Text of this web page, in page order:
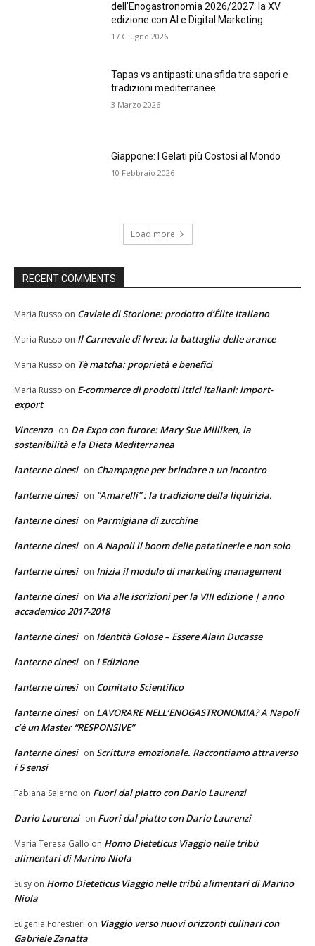
dell’Enogastronomia 2026/2027: la XV
edizione con AI e Digital Marketing
17 Giugno 2026
Tapas vs antipasti: una sfida tra sapori e
tradizioni mediterranee
3 Marzo 2026
Giappone: I Gelati più Costosi al Mondo
10 Febbraio 2026
Load more
RECENT COMMENTS
Maria Russo on Caviale di Storione: prodotto d’Élite Italiano
Maria Russo on Il Carnevale di Ivrea: la battaglia delle arance
Maria Russo on Tè matcha: proprietà e benefici
Maria Russo on E-commerce di prodotti ittici italiani: import-
export
Vincenzo on Da Expo con furore: Mary Sue Milliken, la
sostenibilità e la Dieta Mediterranea
lanterne cinesi on Champagne per brindare a un incontro
lanterne cinesi on “Amarelli” : la tradizione della liquirizia.
lanterne cinesi on Parmigiana di zucchine
lanterne cinesi on A Napoli il boom delle patatinerie e non solo
lanterne cinesi on Inizia il modulo di marketing management
lanterne cinesi on Via alle iscrizioni per la VIII edizione | anno
accademico 2017-2018
lanterne cinesi on Identità Golose – Essere Alain Ducasse
lanterne cinesi on I Edizione
lanterne cinesi on Comitato Scientifico
lanterne cinesi on LAVORARE NELL’ENOGASTRONOMIA? A Napoli
c’è un Master “RESPONSIVE”
lanterne cinesi on Scrittura emozionale. Raccontiamo attraverso
i 5 sensi
Fabiana Salerno on Fuori dal piatto con Dario Laurenzi
Dario Laurenzi on Fuori dal piatto con Dario Laurenzi
Maria Teresa Gallo on Homo Dieteticus Viaggio nelle tribù
alimentari di Marino Niola
Susy on Homo Dieteticus Viaggio nelle tribù alimentari di Marino
Niola
Eugenia Forestieri on Viaggio verso nuovi orizzonti culinari con
Gabriele Zanatta